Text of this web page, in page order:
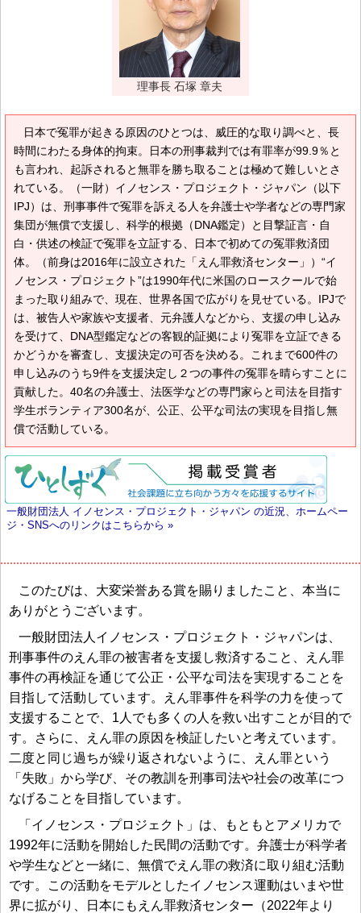
理事長 石塚 章夫
日本で冤罪が起きる原因のひとつは、威圧的な取り調べと、長
時間にわたる身体的拘束。日本の刑事裁判では有罪率が99.9％と
も言われ、起訴されると無罪を勝ち取ることは極めて難しいとさ
れている。（一財）イノセンス・プロジェクト・ジャパン（以下
IPJ）は、刑事事件で冤罪を訴える人を弁護士や学者などの専門家
集団が無償で支援し、科学的根拠（DNA鑑定）と目撃証言・自
白・供述の検証で冤罪を立証する、日本で初めての冤罪救済団
体。（前身は2016年に設立された「えん罪救済センター」）“イ
ノセンス・プロジェクト”は1990年代に米国のロースクールで始
まった取り組みで、現在、世界各国で広がりを見せている。IPJで
は、被告人や家族や支援者、元弁護人などから、支援の申し込み
を受けて、DNA型鑑定などの客観的証拠により冤罪を立証できる
かどうかを審査し、支援決定の可否を決める。これまで600件の
申し込みのうち9件を支援決定し２つの事件の冤罪を晴らすことに
貢献した。40名の弁護士、法医学などの専門家らと司法を目指す
学生ボランティア300名が、公正、公平な司法の実現を目指し無
償で活動している。
一般財団法人 イノセンス・プロジェクト・ジャパン の近況、ホームペー
ジ・SNSへのリンクはこちらから »
このたびは、大変栄誉ある賞を賜りましたこと、本当に
ありがとうございます。
一般財団法人イノセンス・プロジェクト・ジャパンは、
刑事事件のえん罪の被害者を支援し救済すること、えん罪
事件の再検証を通じて公正・公平な司法を実現することを
目指して活動しています。えん罪事件を科学の力を使って
支援することで、1人でも多くの人を救い出すことが目的で
す。さらに、えん罪の原因を検証したいと考えています。
二度と同じ過ちが繰り返されないように、えん罪という
「失敗」から学び、その教訓を刑事司法や社会の改革につ
なげることを目指しています。
「イノセンス・プロジェクト」は、もともとアメリカで
1992年に活動を開始した民間の活動です。弁護士が科学者
や学生などと一緒に、無償でえん罪の救済に取り組む活動
です。この活動をモデルとしたイノセンス運動はいまや世
界に拡がり、日本にもえん罪救済センター（2022年より